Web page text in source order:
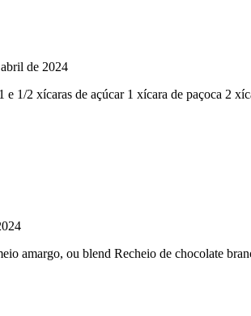
de 2024
1/2 xícaras de açúcar 1 xícara de paçoca 2
amargo, ou blend Recheio de chocolate